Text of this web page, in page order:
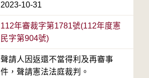
2023-10-31
112年審裁字第1781號(112年度憲
民字第904號)
聲請人因返還不當得利及再審事
件，聲請憲法法庭裁判。